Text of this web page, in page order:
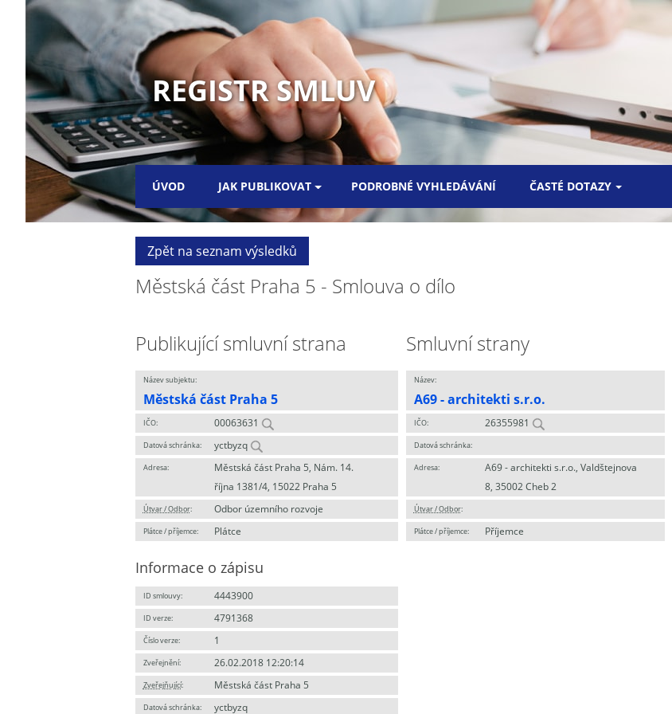
REGISTR SMLUV
ÚVOD JAK PUBLIKOVAT PODROBNÉ VYHLEDÁVÁNÍ ČASTÉ DOTAZY
Zpět na seznam výsledků
Městská část Praha 5 - Smlouva o dílo
Publikující smluvní strana
Název subjektu:
Městská část Praha 5
IČO: 00063631
Datová schránka: yctbyzq
Adresa:
Městská část Praha 5, Nám. 14.
října 1381/4, 15022 Praha 5
Útvar / Odbor: Odbor územního rozvoje
Plátce / příjemce: Plátce
Informace o zápisu
ID smlouvy: 4443900
ID verze: 4791368
Číslo verze: 1
Zveřejnění: 26.02.2018 12:20:14
Zveřejňující: Městská část Praha 5
Datová schránka: yctbyzq
Smluvní strany
Název:
A69 - architekti s.r.o.
IČO: 26355981
Datová schránka:
Adresa:
A69 - architekti s.r.o., Valdštejnova
8, 35002 Cheb 2
Útvar / Odbor:
Plátce / příjemce: Příjemce